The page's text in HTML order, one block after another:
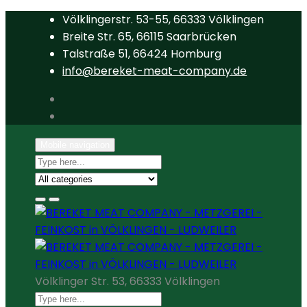
Völklingerstr. 53-55, 66333 Völklingen
Breite Str. 65, 66115 Saarbrücken
Talstraße 51, 66424 Homburg
info@bereket-meat-company.de
Völklinger Str. 53, 66333 Völklingen